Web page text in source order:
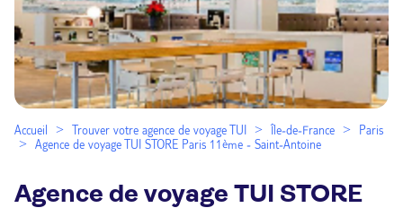
Accueil Trouver votre agence de voyage TUI Île-de-France
Paris
Agence de voyage TUI STORE Paris 11ème - Saint-Antoine
Agence de voyage TUI STORE